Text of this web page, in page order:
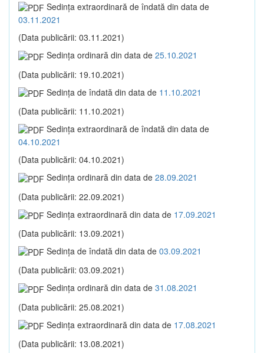
Sedinţa extraordinară de îndată din data de
03.11.2021
(Data publicării: 03.11.2021)
Sedinţa ordinară din data de 25.10.2021
(Data publicării: 19.10.2021)
Sedinţa de îndată din data de 11.10.2021
(Data publicării: 11.10.2021)
Sedinţa extraordinară de îndată din data de
04.10.2021
(Data publicării: 04.10.2021)
Sedinţa ordinară din data de 28.09.2021
(Data publicării: 22.09.2021)
Sedinţa extraordinară din data de 17.09.2021
(Data publicării: 13.09.2021)
Sedinţa de îndată din data de 03.09.2021
(Data publicării: 03.09.2021)
Sedinţa ordinară din data de 31.08.2021
(Data publicării: 25.08.2021)
Sedinţa extraordinară din data de 17.08.2021
(Data publicării: 13.08.2021)